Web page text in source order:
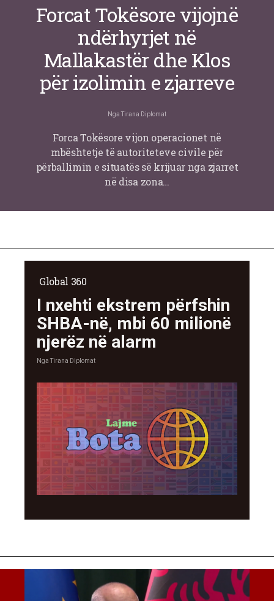
Forcat Tokësore vijojnë
ndërhyrjet në
Mallakastër dhe Klos
për izolimin e zjarreve
Nga Tirana Diplomat
Forca Tokësore vijon operacionet në
mbështetje të autoriteteve civile për
përballimin e situatës së krijuar nga zjarret
në disa zona…
Global 360
I nxehti ekstrem përfshin
SHBA-në, mbi 60 milionë
njerëz në alarm
NgaTirana Diplomat